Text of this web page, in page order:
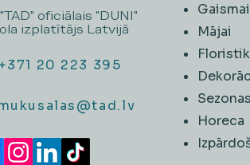
oficiālais "DUNI"
izplatītājs Latvijā
+371 20 223 395
Gaismai
Mājai
Horeca